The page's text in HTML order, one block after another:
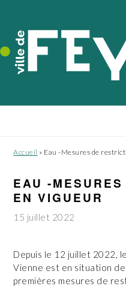
navigation
principale
contenu
principal
pied
de
page
Accueil » Eau -Mesures de
EAU -
EN VIGUEUR
15 juillet 2022
Depuis le 12 juillet 2022,
Vienne est en situation
premières mesures de